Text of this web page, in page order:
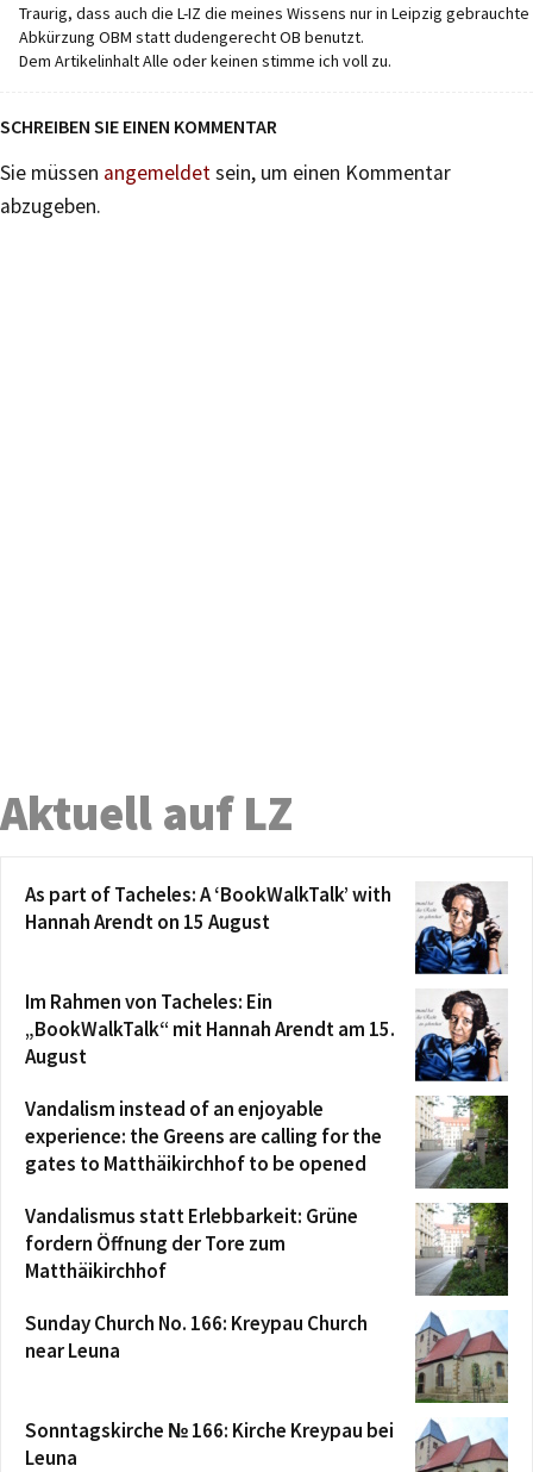
Traurig, dass auch die L-IZ die meines Wissens nur in Leipzig gebrauchte
Abkürzung OBM statt dudengerecht OB benutzt.
Dem Artikelinhalt Alle oder keinen stimme ich voll zu.
SCHREIBEN SIE EINEN KOMMENTAR
Sie müssen angemeldetsein, um einen Kommentar
abzugeben.
Aktuell auf LZ
As part of Tacheles: A ‘BookWalkTalk’ with
Hannah Arendt on 15 August
Im Rahmen von Tacheles: Ein
„BookWalkTalk“ mit Hannah Arendt am 15.
August
Vandalism instead of an enjoyable
experience: the Greens are calling for the
gates to Matthäikirchhof to be opened
Vandalismus statt Erlebbarkeit: Grüne
fordern Öffnung der Tore zum
Matthäikirchhof
Sunday Church No. 166: Kreypau Church
near Leuna
Sonntagskirche № 166: Kirche Kreypau bei
Leuna